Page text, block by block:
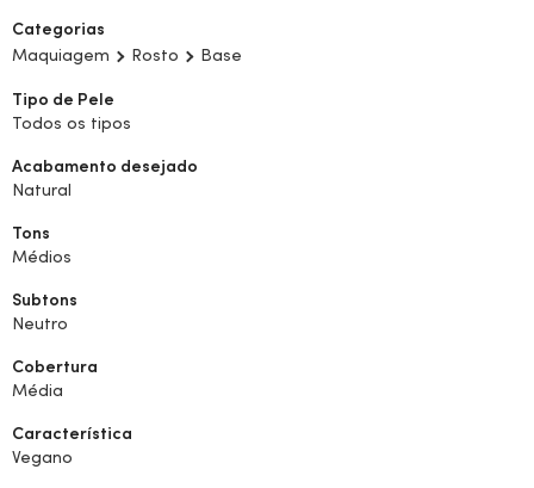
Categorias
Maquiagem
Rosto Base
Tipo de Pele
Todos os tipos
Acabamento desejado
Natural
Tons
Médios
Subtons
Neutro
Cobertura
Média
Característica
Vegano